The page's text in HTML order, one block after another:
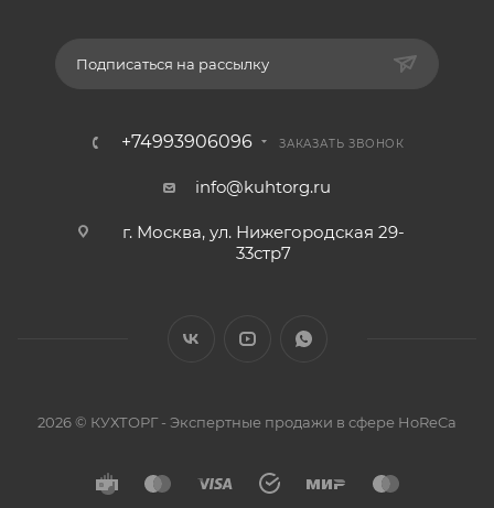
Подписаться на рассылку
+74993906096 ЗАКАЗАТЬ ЗВОНОК
info@kuhtorg.ru
г. Москва, ул. Нижегородская 29-
33стр7
2026 © КУХТОРГ - Экспертные продажи в сфере HoReCa